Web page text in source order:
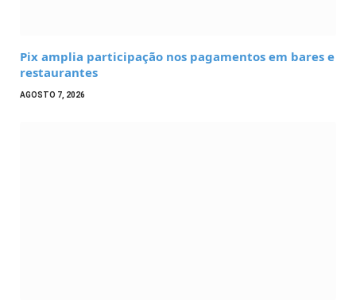
Pix amplia participação nos pagamentos em bares e
restaurantes
AGOSTO 7, 2026